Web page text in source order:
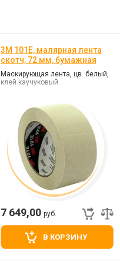
3M 101E, малярная лента
скотч, 72 мм, бумажная
Маскирующая лента, цв. белый,
клей каучуковый
7 649,00 руб.
В КОРЗИНУ